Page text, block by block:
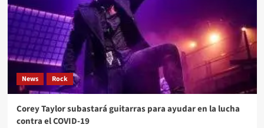
News Rock
Corey Taylor subastará guitarras para ayudar en la lucha
contra el COVID-19